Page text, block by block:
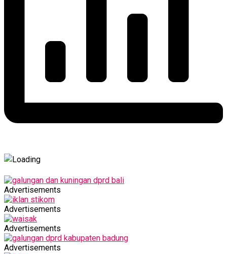
Advertisements
Advertisements
Advertisements
Advertisements